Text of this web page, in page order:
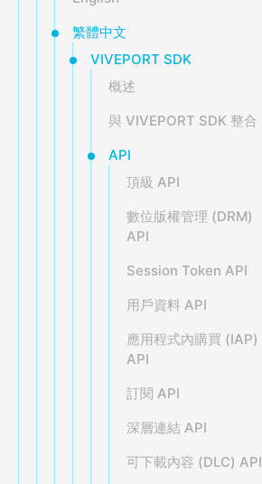
繁體中文
VIVEPORT SDK
概述
與 VIVEPORT SDK 整合
API
頂級 API
數位版權管理 (DRM)
API
Session Token API
用戶資料 API
應用程式內購買 (IAP)
API
訂閱 API
深層連結 API
可下載內容 (DLC) API